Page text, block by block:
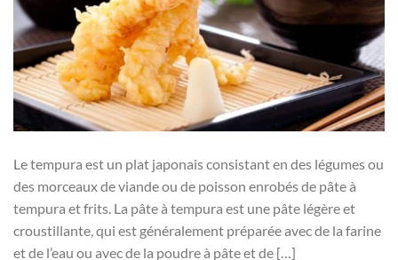
Le tempura est un plat japonais consistant en des légumes ou
des morceaux de viande ou de poisson enrobés de pâte à
tempura et frits. La pâte à tempura est une pâte légère et
croustillante, qui est généralement préparée avec de la farine
et de l’eau ou avec de la poudre à pâte et de […]